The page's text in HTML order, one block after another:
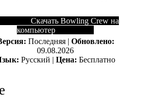
Скачать Bowling Crew на
компьютер
Последняя | Обновлено:
09.08.2026
Русский | Цена: Бесплатно